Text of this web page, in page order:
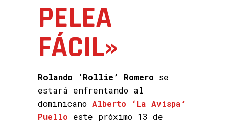
PELEA
FÁCIL»
Rolando ‘Rollie’ Romero se
estará enfrentando al
dominicano Alberto ‘La Avispa’
Puello este próximo 13 de